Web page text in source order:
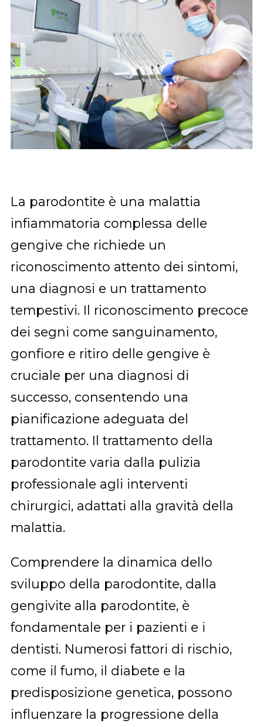
La parodontite è una malattia
infiammatoria complessa delle
gengive che richiede un
riconoscimento attento dei sintomi,
una diagnosi e un trattamento
tempestivi. Il riconoscimento precoce
dei segni come sanguinamento,
gonfiore e ritiro delle gengive è
cruciale per una diagnosi di
successo, consentendo una
pianificazione adeguata del
trattamento. Il trattamento della
parodontite varia dalla pulizia
professionale agli interventi
chirurgici, adattati alla gravità della
malattia.
Comprendere la dinamica dello
sviluppo della parodontite, dalla
gengivite alla parodontite, è
fondamentale per i pazienti e i
dentisti. Numerosi fattori di rischio,
come il fumo, il diabete e la
predisposizione genetica, possono
influenzare la progressione della